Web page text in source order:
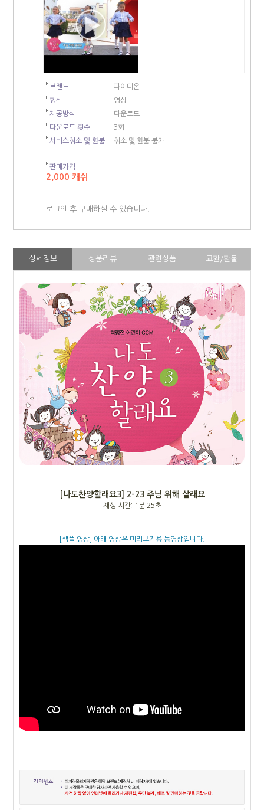
브랜드
파이디온
형식
영상
제공방식
다운로드
다운로드 횟수
3회
서비스취소 및 환불
취소 및 환불 불가
판매가격
2,000 캐쉬
로그인 후 구매하실 수 있습니다.
상세정보 상품리뷰 관련상품 교환/환불
[나도찬양할래요3] 2-23 주님 위해 살래요
재생 시간: 1분 25초
[샘플 영상] 아래 영상은 미리보기용 동영상입니다.